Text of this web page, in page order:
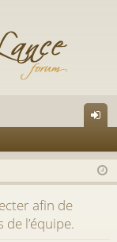
ne
xi
afin de
l’équipe.